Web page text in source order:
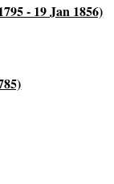
- 19 Jan 1856)